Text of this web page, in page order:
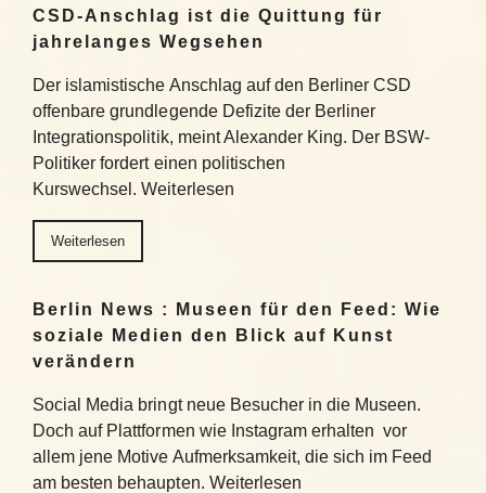
CSD-Anschlag ist die Quittung für
jahrelanges Wegsehen
Der islamistische Anschlag auf den Berliner CSD
offenbare grundlegende Defizite der Berliner
Integrationspolitik, meint Alexander King. Der BSW-
Politiker fordert einen politischen
Kurswechsel. Weiterlesen
Weiterlesen
Berlin News : Museen für den Feed: Wie
soziale Medien den Blick auf Kunst
verändern
Social Media bringt neue Besucher in die Museen.
Doch auf Plattformen wie Instagram erhalten vor
allem jene Motive Aufmerksamkeit, die sich im Feed
am besten behaupten. Weiterlesen